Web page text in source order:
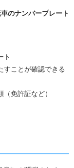
のナンバープレート
ト
すことが確認できる
免許証など）